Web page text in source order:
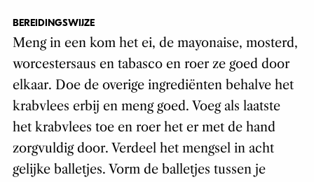
BEREIDINGSWIJZE
Meng in een kom het ei, de mayonaise, mosterd,
worcestersaus en tabasco en roer ze goed door
elkaar. Doe de overige ingrediënten behalve het
krabvlees erbij en meng goed. Voeg als laatste
het krabvlees toe en roer het er met de hand
zorgvuldig door. Verdeel het mengsel in acht
gelijke balletjes. Vorm de balletjes tussen je